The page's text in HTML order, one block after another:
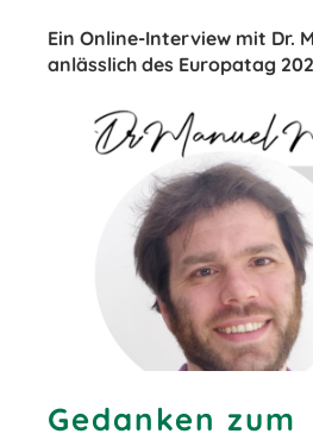
Ein Online-Interview mit Dr.
anlässlich des Europatag
Gedanken zum